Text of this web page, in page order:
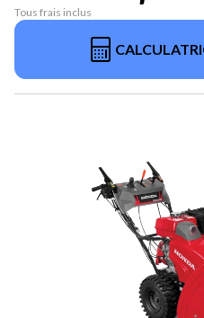
Tous frais inclus